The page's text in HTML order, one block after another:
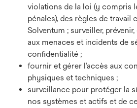
violations de la loi (y compris
pénales), des règles de travail
Solventum ; surveiller,
aux menaces et incidents de
confidentialité ;
fournir et gérer l’accès aux
physiques et techniques ;
surveillance pour protéger la
nos systèmes et actifs et de